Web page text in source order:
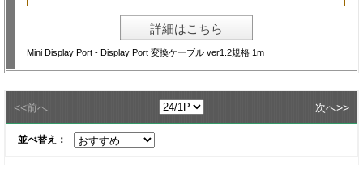
詳細はこちら
Mini Display Port - Display Port 変換ケーブル ver1.2規格 1m
<<前へ 次へ>>
並べ替え：